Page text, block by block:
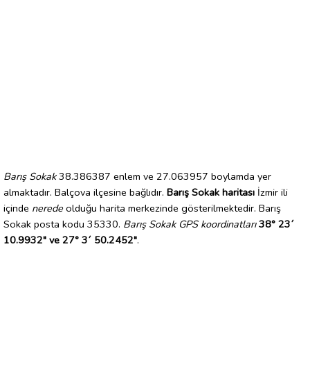
Barış Sokak38.386387 enlem ve 27.063957 boylamda yer
almaktadır. Balçova ilçesine bağlıdır. Barış Sokak haritası İzmir ili
içinde nerede olduğu harita merkezinde gösterilmektedir. Barış
Sokak posta kodu 35330. Barış Sokak GPS koordinatları 38° 23´
10.9932" ve 27° 3´ 50.2452".